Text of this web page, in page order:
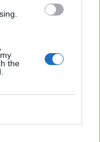
the
mal meine Antwort
nein, dann solltest
ich das melden
auch aufgeführt